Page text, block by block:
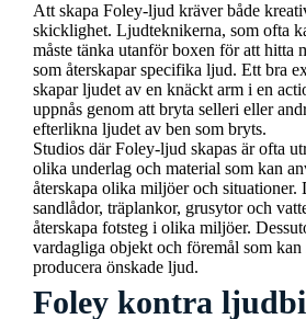
Att skapa Foley-ljud kräver både
skicklighet. Ljudteknikerna, som ofta
måste tänka utanför boxen för att hitta
som återskapar specifika ljud. Ett bra
skapar ljudet av en knäckt arm i en
uppnås genom att bryta selleri eller
efterlikna ljudet av ben som bryts.
Studios där Foley-ljud skapas är ofta
olika underlag och material som kan
återskapa olika miljöer och situationer.
sandlådor, träplankor, grusytor och
återskapa fotsteg i olika miljöer.
vardagliga objekt och föremål som
producera önskade ljud.
Foley kontra